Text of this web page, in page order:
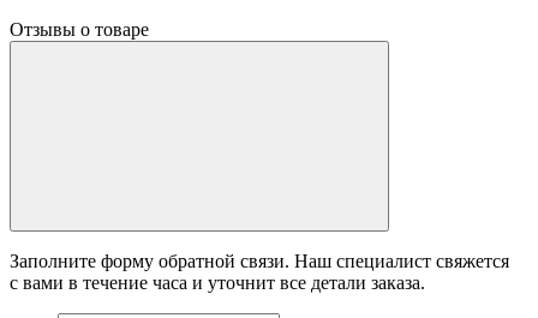
Отзывы о товаре
Заполните форму обратной связи. Наш специалист свяжется
с вами в течение часа и уточнит все детали заказа.